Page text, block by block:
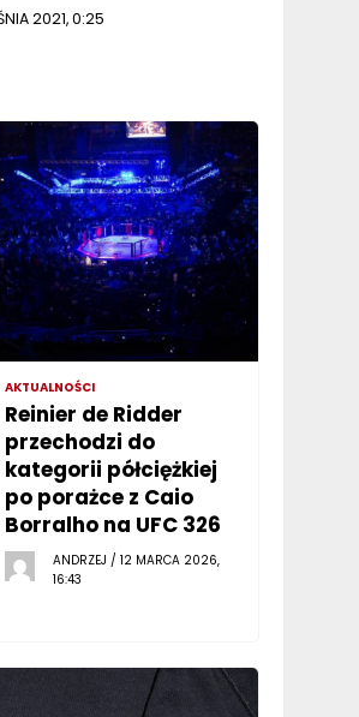
2021, 0:25
AKTUALNOŚCI
Reinier de Ridder
przechodzi do
kategorii półciężkiej
po porażce z Caio
Borralho na UFC 326
ANDRZEJ / 12 MARCA 2026,
16:43